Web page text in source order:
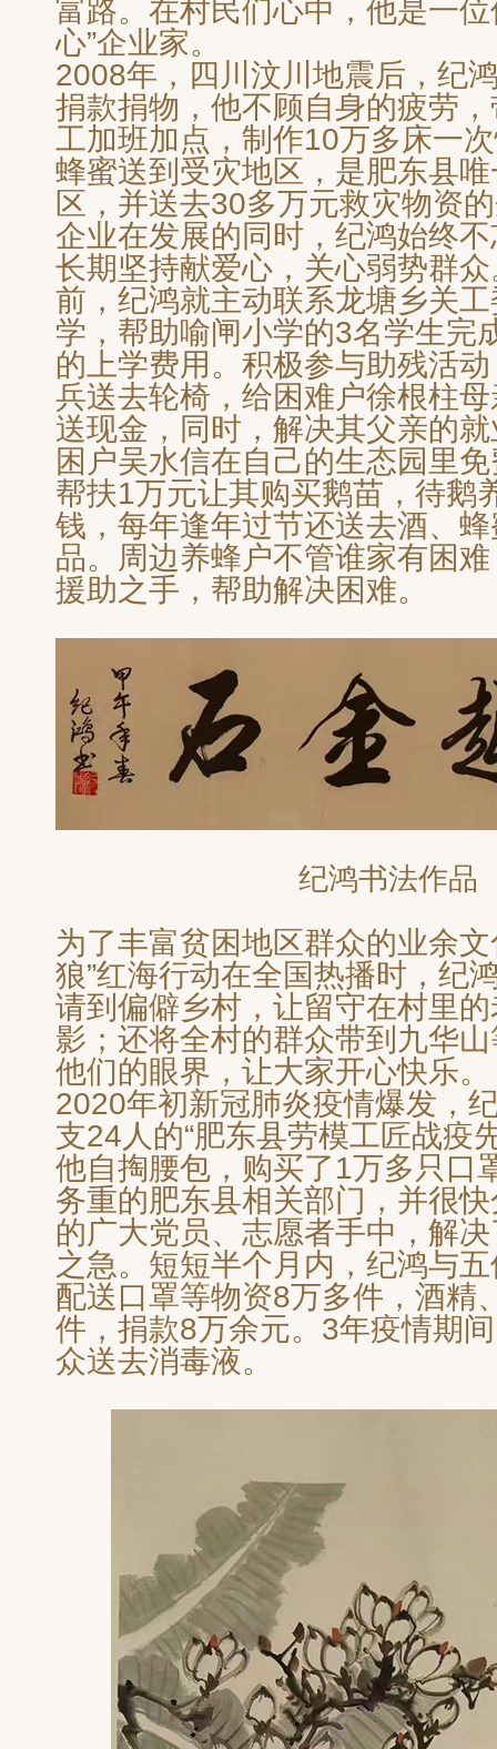
富路。在村民们心中，他是一位
心”企业家。
2008年，四川汶川地震后，纪
捐款捐物，他不顾自身的疲劳
工加班加点，制作10万多床一
蜂蜜送到受灾地区，是肥东县
区，并送去30多万元救灾物资
企业在发展的同时，纪鸿始终
长期坚持献爱心，关心弱势群
前，纪鸿就主动联系龙塘乡关
学，帮助喻闸小学的3名学生完
的上学费用。积极参与助残活
兵送去轮椅，给困难户徐根柱
送现金，同时，解决其父亲的
困户吴水信在自己的生态园里
帮扶1万元让其购买鹅苗，待鹅
钱，每年逢年过节还送去酒、
品。周边养蜂户不管谁家有困
援助之手，帮助解决困难。
纪鸿书法作品
为了丰富贫困地区群众的业余文
狼”红海行动在全国热播时，纪
请到偏僻乡村，让留守在村里
影；还将全村的群众带到九华
他们的眼界，让大家开心快乐。
2020年初新冠肺炎疫情爆发，
支24人的“肥东县劳模工匠战疫
他自掏腰包，购买了1万多只口
务重的肥东县相关部门，并很
的广大党员、志愿者手中，解
之急。短短半个月内，纪鸿与
配送口罩等物资8万多件，酒精
件，捐款8万余元。3年疫情期
众送去消毒液。